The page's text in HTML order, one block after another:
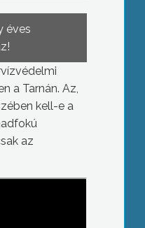
éves
a Tarnán. Az,
kell-e a
az